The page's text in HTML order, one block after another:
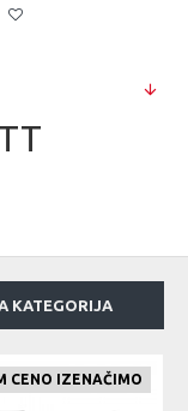
Derailleur
ready
KATEGORIJA
CENO IZENAČIMO
IZDELEK KJE